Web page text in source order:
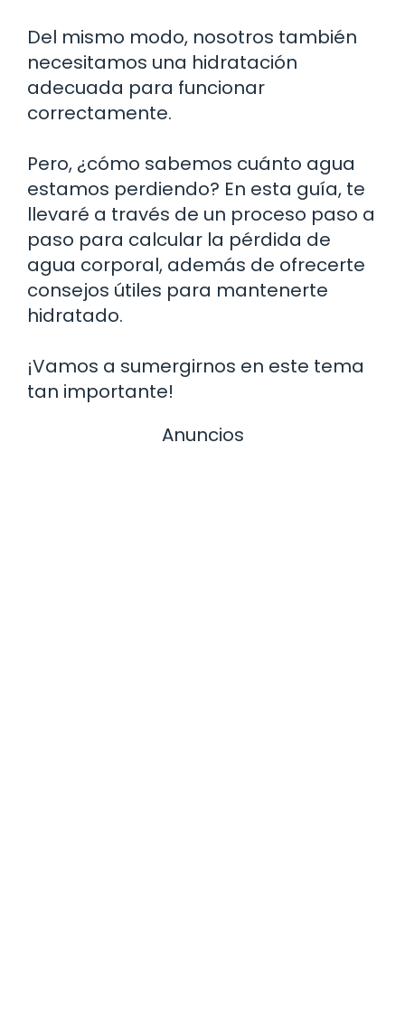
Del mismo modo, nosotros también
necesitamos una hidratación
adecuada para funcionar
correctamente.
Pero, ¿cómo sabemos cuánto agua
estamos perdiendo? En esta guía, te
llevaré a través de un proceso paso a
paso para calcular la pérdida de
agua corporal, además de ofrecerte
consejos útiles para mantenerte
hidratado.
¡Vamos a sumergirnos en este tema
tan importante!
Anuncios